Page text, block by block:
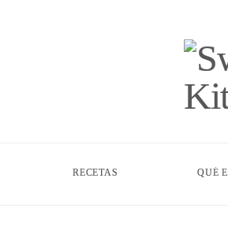
RECETAS QUÉ